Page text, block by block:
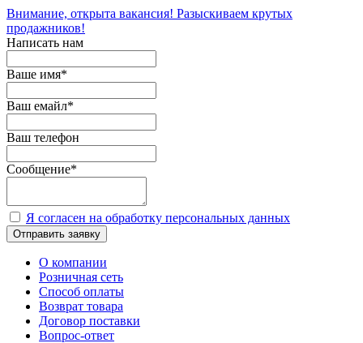
Внимание, открыта вакансия! Разыскиваем крутых
продажников!
Написать нам
Ваше имя*
Ваш емайл*
Ваш телефон
Сообщение*
Я согласен на обработку персональных данных
Отправить заявку
О компании
Розничная сеть
Способ оплаты
Возврат товара
Договор поставки
Вопрос-ответ